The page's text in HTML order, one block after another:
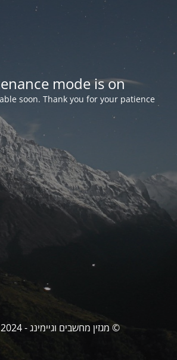
mode is on
soon. Thank you for your patience!
© מגזין מחשבים וגיימינג - PCPlus 2024